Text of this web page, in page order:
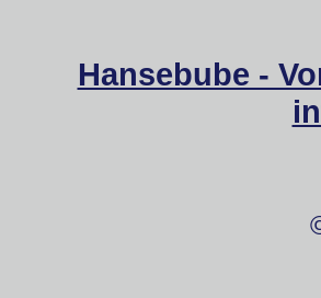
Hansebube -